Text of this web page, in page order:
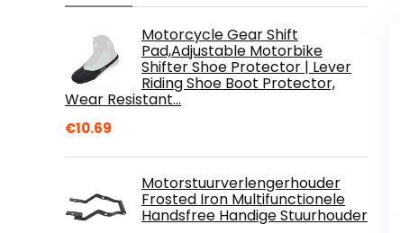
Motorcycle Gear Shift
Pad,Adjustable Motorbike
Shifter Shoe Protector | Lever
Riding Shoe Boot Protector,
Wear Resistant…
€10.69
Motorstuurverlengerhouder
Frosted Iron Multifunctionele
Handsfree Handige Stuurhouder